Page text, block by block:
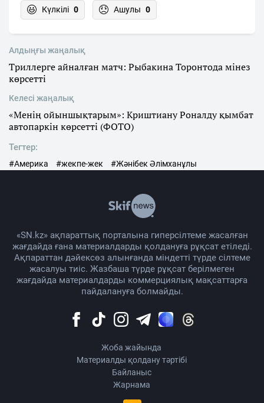
Күлкілі 0 Ашулы 0
Алдыңғы жаңалық
Триллерге айналған матч: Рыбакина Торонтода мінез
көрсетті
Келесі жаңалық
«Менің ойыншықтарым»: Криштиану Роналду қымбат
автопаркін көрсетті (ФОТО)
Тегтер:
#Америка #жекпе-жек #Жәнібек Әлімханұлы
«SN.kz» ақпараттық порталына гиперсілтеме жасалған
жағдайда ғана материалдарды қолдануға рұқсат етіледі.
Ақпараттан дәйексөз алынғанда міндетті түрде сілтеме
жасалуы тиіс. Жазбаша түрде рұқсат берілмеген
жағдайда материалдарды коммерциялық мақсаттарға
пайдалануға болмайды.
Жоба жайында
Материалды қолдану тәртібі
Байланыс
Жарнама